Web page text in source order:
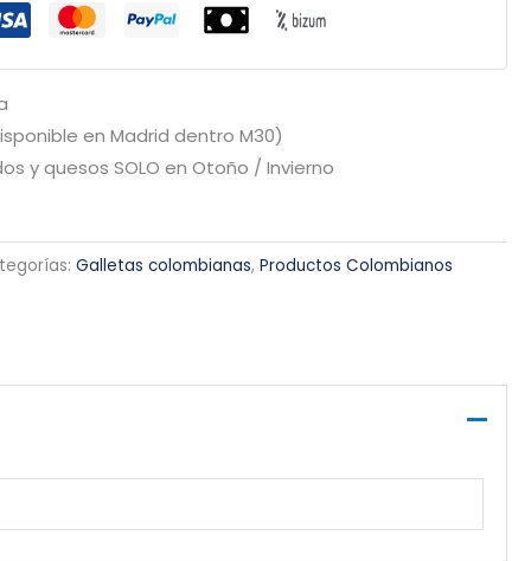
en Madrid dentro M30)
y quesos SOLO en Otoño / Invierno
Galletas colombianas,Productos Colombianos